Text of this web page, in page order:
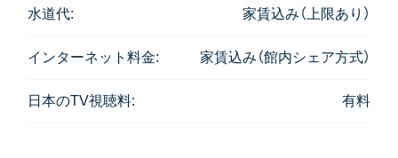
水道代: 家賃込み（上限あり）
インターネット料金: 家賃込み（館内シェア方式）
日本のTV視聴料: 有料